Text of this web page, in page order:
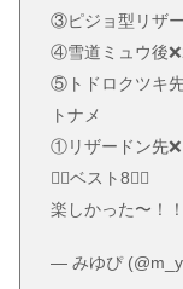
③ピジョ型リザ
④雪道ミュウ後
⑤トドロクツキ
トナメ
①リザードン先❌
✊🏻ベスト8✊🏻
楽しかった〜！
— みゆぴ